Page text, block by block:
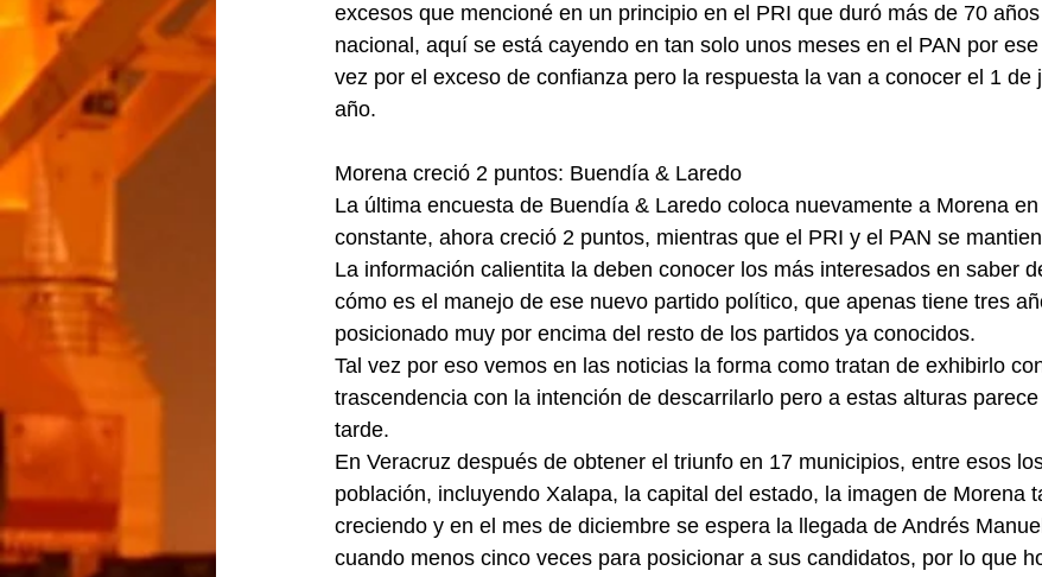
excesos que mencioné en un principio en el PRI que duró más de 70
nacional, aquí se está cayendo en tan solo unos meses en el PAN por ese
vez por el exceso de confianza pero la respuesta la van a conocer el 1 de
año.
Morena creció 2 puntos: Buendía & Laredo
La última encuesta de Buendía & Laredo coloca nuevamente a Morena
constante, ahora creció 2 puntos, mientras que el PRI y el PAN se
La información calientita la deben conocer los más interesados en saber
cómo es el manejo de ese nuevo partido político, que apenas tiene tres
posicionado muy por encima del resto de los partidos ya conocidos.
Tal vez por eso vemos en las noticias la forma como tratan de exhibirlo
trascendencia con la intención de descarrilarlo pero a estas alturas
tarde.
En Veracruz después de obtener el triunfo en 17 municipios, entre esos
población, incluyendo Xalapa, la capital del estado, la imagen de Morena
creciendo y en el mes de diciembre se espera la llegada de Andrés
cuando menos cinco veces para posicionar a sus candidatos, por lo que